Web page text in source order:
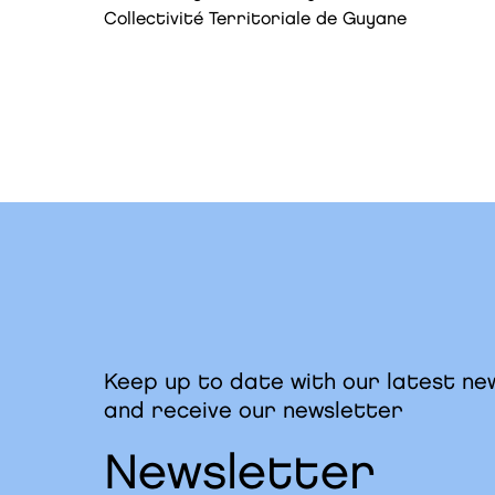
Collectivité Territoriale de Guyane
Keep up to date with our latest
and receive our newsletter
Newsletter